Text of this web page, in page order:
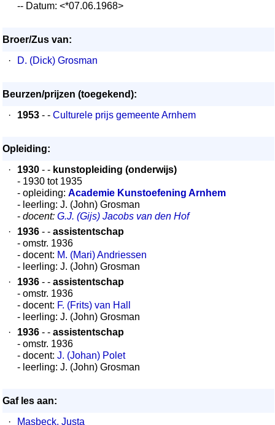
-- Datum: <*07.06.1968>
Broer/Zus van:
·
D. (Dick) Grosman
Beurzen/prijzen (toegekend):
·
1953 - - Culturele prijs gemeente Arnhem
Opleiding:
·
1930 - - kunstopleiding (onderwijs)
- 1930 tot 1935
- opleiding: Academie Kunstoefening Arnhem
- leerling: J. (John) Grosman
- docent: G.J. (Gijs) Jacobs van den Hof
·
1936 - - assistentschap
- omstr. 1936
- docent: M. (Mari) Andriessen
- leerling: J. (John) Grosman
·
1936 - - assistentschap
- omstr. 1936
- docent: F. (Frits) van Hall
- leerling: J. (John) Grosman
·
1936 - - assistentschap
- omstr. 1936
- docent: J. (Johan) Polet
- leerling: J. (John) Grosman
Gaf les aan:
·
Masbeck, Justa